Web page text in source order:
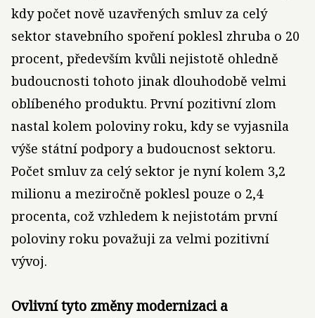
kdy počet nově uzavřených smluv za celý
sektor stavebního spoření poklesl zhruba o 20
procent, především kvůli nejistotě ohledně
budoucnosti tohoto jinak dlouhodobě velmi
oblíbeného produktu. První pozitivní zlom
nastal kolem poloviny roku, kdy se vyjasnila
výše státní podpory a budoucnost sektoru.
Počet smluv za celý sektor je nyní kolem 3,2
milionu a meziročně poklesl pouze o 2,4
procenta, což vzhledem k nejistotám první
poloviny roku považuji za velmi pozitivní
vývoj.
Ovlivní tyto změny modernizaci a